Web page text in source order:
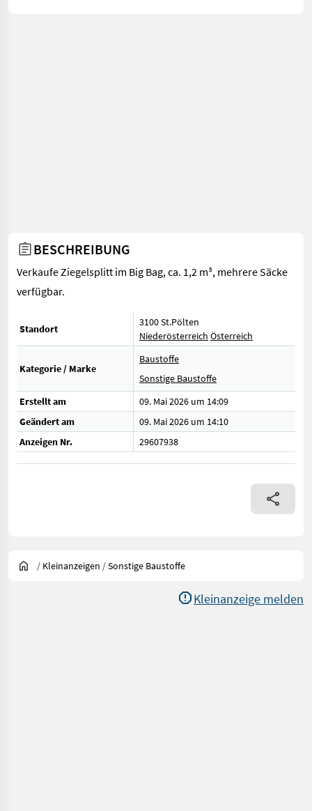
BESCHREIBUNG
Verkaufe Ziegelsplitt im Big Bag, ca. 1,2 m³, mehrere Säcke
verfügbar.
Standort
3100 St.Pölten
Niederösterreich Österreich
Kategorie / Marke
Baustoffe
Sonstige Baustoffe
Erstellt am
09. Mai 2026 um 14:09
Geändert am
09. Mai 2026 um 14:10
Anzeigen Nr.
29607938
/ Kleinanzeigen /Sonstige Baustoffe
Kleinanzeige melden